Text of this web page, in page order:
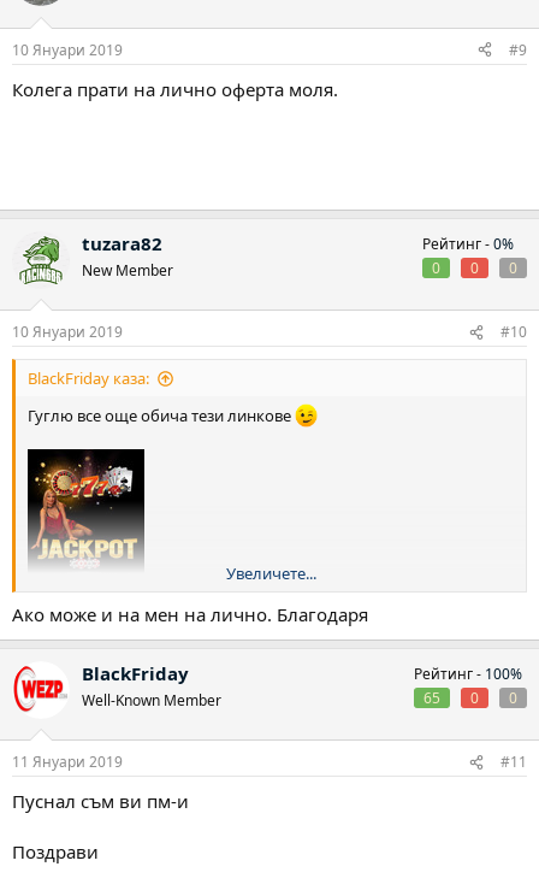
10 Януари 2019 #9
Колега прати на лично оферта моля.
tuzara82
New Member
Рейтинг -0%
0
0 0
10 Януари 2019 #10
BlackFriday каза:
Гуглю все още обича тези линкове
Увеличете...
Ако може и на мен на лично. Благодаря
BlackFriday
Well-Known Member
Рейтинг - 100%
65
0 0
11 Януари 2019 #11
Пуснал съм ви пм-и
Поздрави